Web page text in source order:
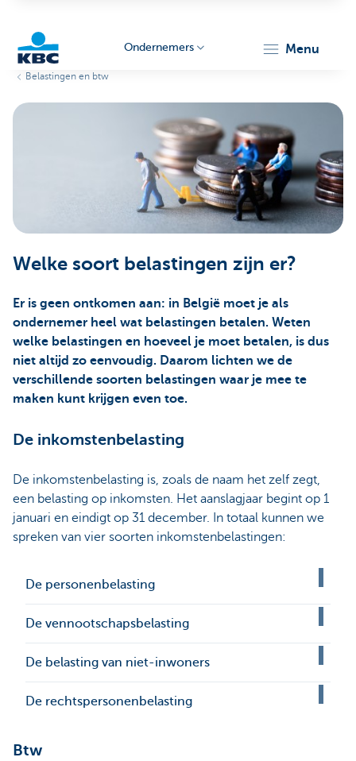
Ondernemers
Ondernemers menu
Belastingen en btw
Welke soort belastingen zijn er?
Er is geen ontkomen aan: in België moet je als
ondernemer heel wat belastingen betalen. Weten
welke belastingen en hoeveel je moet betalen, is dus
niet altijd zo eenvoudig. Daarom lichten we de
verschillende soorten belastingen waar je mee te
maken kunt krijgen even toe.
De inkomstenbelasting
De inkomstenbelasting is, zoals de naam het zelf zegt,
een belasting op inkomsten. Het aanslagjaar begint op 1
januari en eindigt op 31 december. In totaal kunnen we
spreken van vier soorten inkomstenbelastingen:
De personenbelasting
De vennootschapsbelasting
De belasting van niet-inwoners
De rechtspersonenbelasting
Btw